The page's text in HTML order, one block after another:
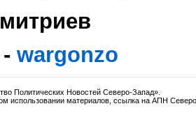
wargonzo
Политических Новостей Северо-Запад».
использовании материалов, ссылка на АПН